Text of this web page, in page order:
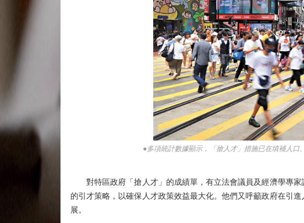
●多項統計數據顯示，「搶人才」措施已在填補人
對特區政府「搶人才」的成績單，有立法會議員及經濟學專家
的引才策略，以確保人才政策效益最大化。他們又呼籲政府在引
展。